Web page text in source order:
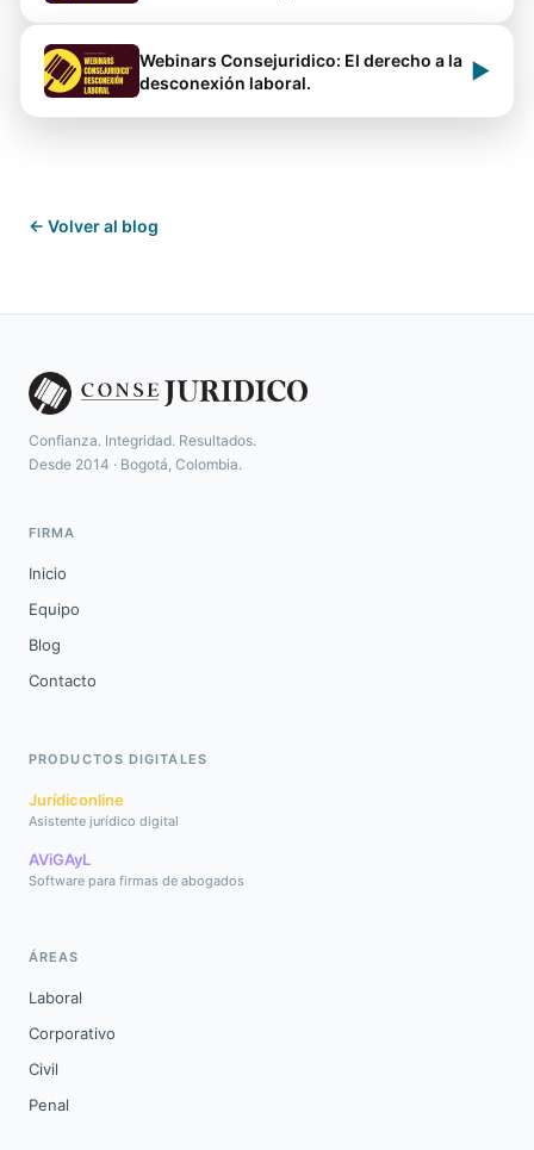
Webinars Consejuridico: El derecho a la
desconexión laboral.
▶
← Volver al blog
Confianza. Integridad. Resultados.
Desde 2014 · Bogotá, Colombia.
FIRMA
Inicio
Equipo
Blog
Contacto
PRODUCTOS DIGITALES
Jurídiconline
Asistente jurídico digital
AViGAyL
Software para firmas de abogados
ÁREAS
Laboral
Corporativo
Civil
Penal